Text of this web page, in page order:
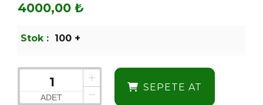
4000,00 ₺
Stok : 100 +
ADET
SEPETE AT